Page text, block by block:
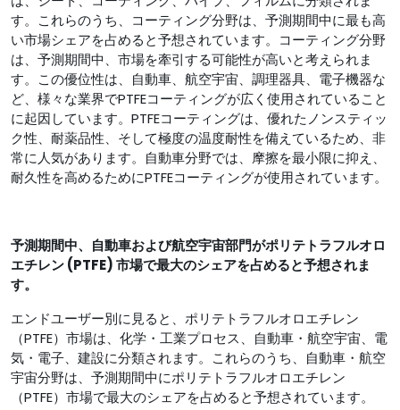
す。これらのうち、コーティング分野は、予測期間中に最も高
い市場シェアを占めると予想されています。コーティング分野
は、予測期間中、市場を牽引する可能性が高いと考えられま
す。この優位性は、自動車、航空宇宙、調理器具、電子機器な
ど、様々な業界でPTFEコーティングが広く使用されていること
に起因しています。PTFEコーティングは、優れたノンスティッ
ク性、耐薬品性、そして極度の温度耐性を備えているため、非
常に人気があります。自動車分野では、摩擦を最小限に抑え、
耐久性を高めるためにPTFEコーティングが使用されています。
予測期間中、自動車および航空宇宙部門がポリテトラフルオロ
エチレン (PTFE) 市場で最大のシェアを占めると予想されま
す。
エンドユーザー別に見ると、ポリテトラフルオロエチレン
（PTFE）市場は、化学・工業プロセス、自動車・航空宇宙、電
気・電子、建設に分類されます。これらのうち、自動車・航空
宇宙分野は、予測期間中にポリテトラフルオロエチレン
（PTFE）市場で最大のシェアを占めると予想されています。